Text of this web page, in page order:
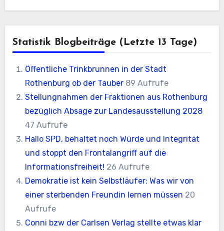
Statistik Blogbeiträge (letzte 13 Tage)
Öffentliche Trinkbrunnen in der Stadt
Rothenburg ob der Tauber 89 Aufrufe
Stellungnahmen der Fraktionen aus Rothenburg
bezüglich Absage zur Landesausstellung 2028
47 Aufrufe
Hallo SPD, behaltet noch Würde und Integrität
und stoppt den Frontalangriff auf die
Informationsfreiheit! 26 Aufrufe
Demokratie ist kein Selbstläufer: Was wir von
einer sterbenden Freundin lernen müssen 20
Aufrufe
Conni bzw der Carlsen Verlag stellte etwas klar